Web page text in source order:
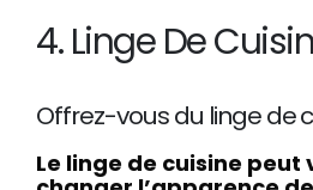
4. Linge De
Offrez-vous du linge de
Le linge de cuisine peut